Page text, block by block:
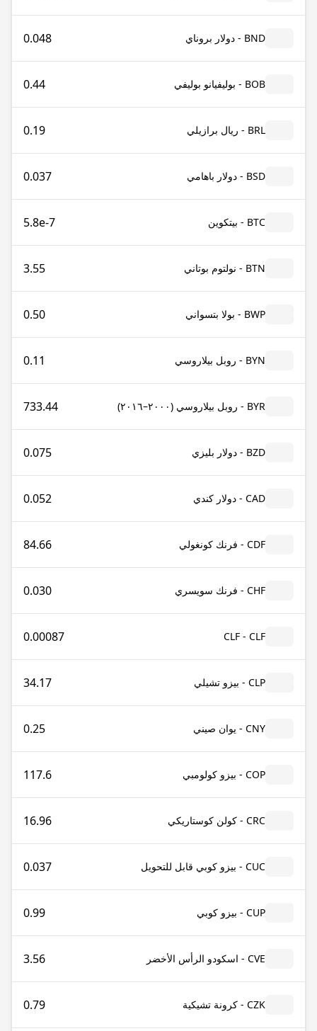
BND - دولار بروناي 0.048
BOB - بوليفيانو بوليفي 0.44
BRL - ريال برازيلي 0.19
BSD - دولار باهامي 0.037
BTC - بيتكوين 5.8e-7
BTN - نولتوم بوتاني 3.55
BWP - بولا بتسواني 0.50
BYN - روبل بيلاروسي 0.11
BYR - روبل بيلاروسي (٢٠٠٠–٢٠١٦) 733.44
BZD - دولار بليزي 0.075
CAD - دولار كندي 0.052
CDF - فرنك كونغولي 84.66
CHF - فرنك سويسري 0.030
CLF - CLF
0.00087
CLP - بيزو تشيلي 34.17
CNY - يوان صيني 0.25
COP - بيزو كولومبي 117.6
CRC - كولن كوستاريكي 16.96
CUC - بيزو كوبي قابل للتحويل 0.037
CUP - بيزو كوبي 0.99
CVE - اسكودو الرأس الأخضر 3.56
CZK - كرونة تشيكية 0.79